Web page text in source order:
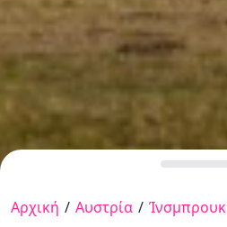
Αρχική / Αυστρία / Ίνσμπρουκ